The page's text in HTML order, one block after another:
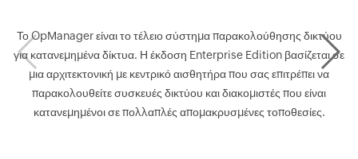
Το OpManager είναι το τέλειο σύστημα παρακολούθησης δικτύου
για κατανεμημένα δίκτυα. Η έκδοση Enterprise Edition βασίζεται σε
μια αρχιτεκτονική με κεντρικό αισθητήρα που σας επιτρέπει να
παρακολουθείτε συσκευές δικτύου και διακομιστές που είναι
κατανεμημένοι σε πολλαπλές απομακρυσμένες τοποθεσίες.